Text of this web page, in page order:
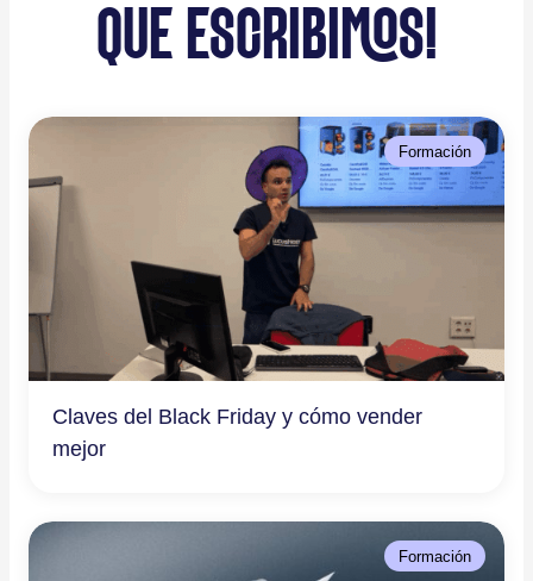
QUE ESCRIBIMOS!
Formación
Claves del Black Friday y cómo vender
mejor
Formación